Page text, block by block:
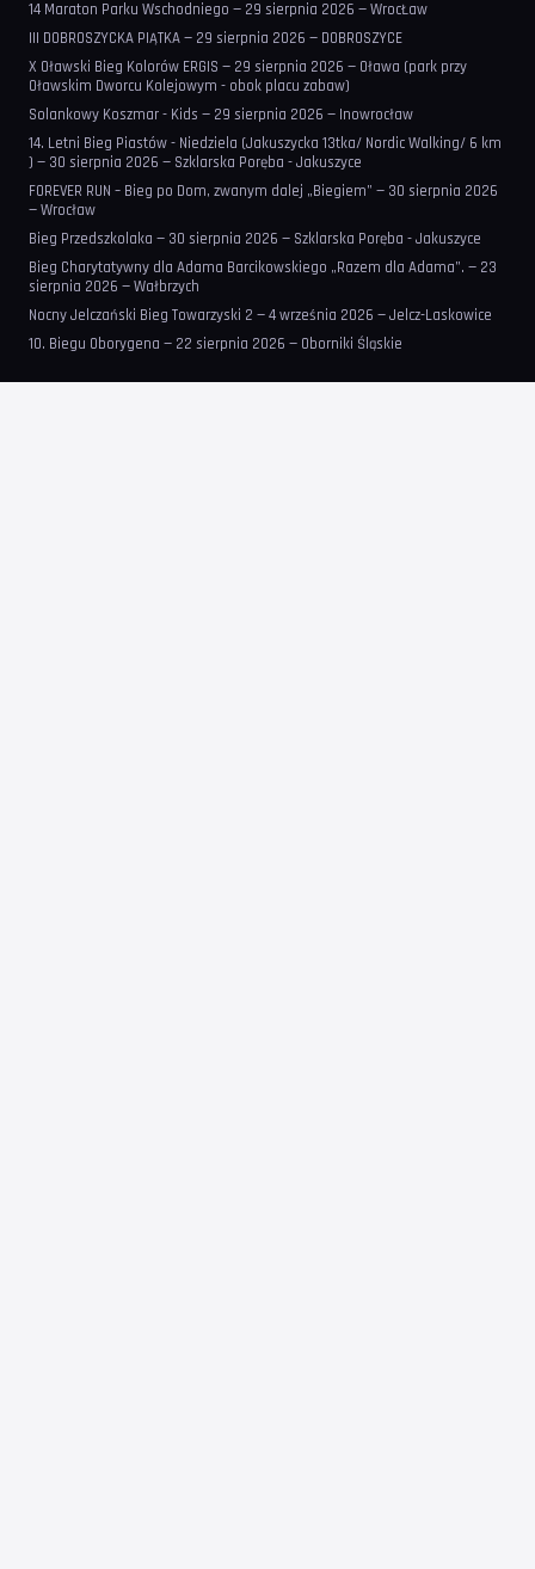
14 Maraton Parku Wschodniego — 29 sierpnia 2026 — WrocŁaw
III DOBROSZYCKA PIĄTKA — 29 sierpnia 2026 — DOBROSZYCE
X Oławski Bieg Kolorów ERGIS — 29 sierpnia 2026 — Oława (park przy
Oławskim Dworcu Kolejowym - obok placu zabaw)
Solankowy Koszmar - Kids — 29 sierpnia 2026 — Inowrocław
14. Letni Bieg Piastów - Niedziela (Jakuszycka 13tka/ Nordic Walking/ 6 km
) — 30 sierpnia 2026 — Szklarska Poręba - Jakuszyce
FOREVER RUN – Bieg po Dom, zwanym dalej „Biegiem” — 30 sierpnia 2026
— Wrocław
Bieg Przedszkolaka — 30 sierpnia 2026 — Szklarska Poręba - Jakuszyce
Bieg Charytatywny dla Adama Barcikowskiego „Razem dla Adama”. — 23
sierpnia 2026 — Wałbrzych
Nocny Jelczański Bieg Towarzyski 2 — 4 września 2026 — Jelcz-Laskowice
10. Biegu Oborygena — 22 sierpnia 2026 — Oborniki Śląskie